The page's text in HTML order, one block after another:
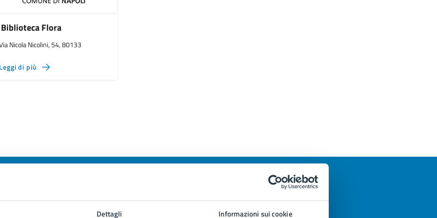
Dettagli Informazioni sui cookie
Biblioteca Flora
Nicola Nicolini, 54, 80133
di più